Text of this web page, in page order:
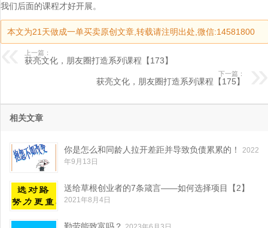
我们后面的课程才好开展。
本文为21天做成一单买卖原创文章,转载请注明出处,微信:14581800
上一篇：
获亮文化，朋友圈打造系列课程【173】
下一篇：
获亮文化，朋友圈打造系列课程【175】
相关文章
你是怎么和同龄人拉开差距并导致负债累累的！
2022
年9月13日
送给草根创业者的7条箴言——如何选择项目【2】
2021年8月4日
勤劳能致富吗？